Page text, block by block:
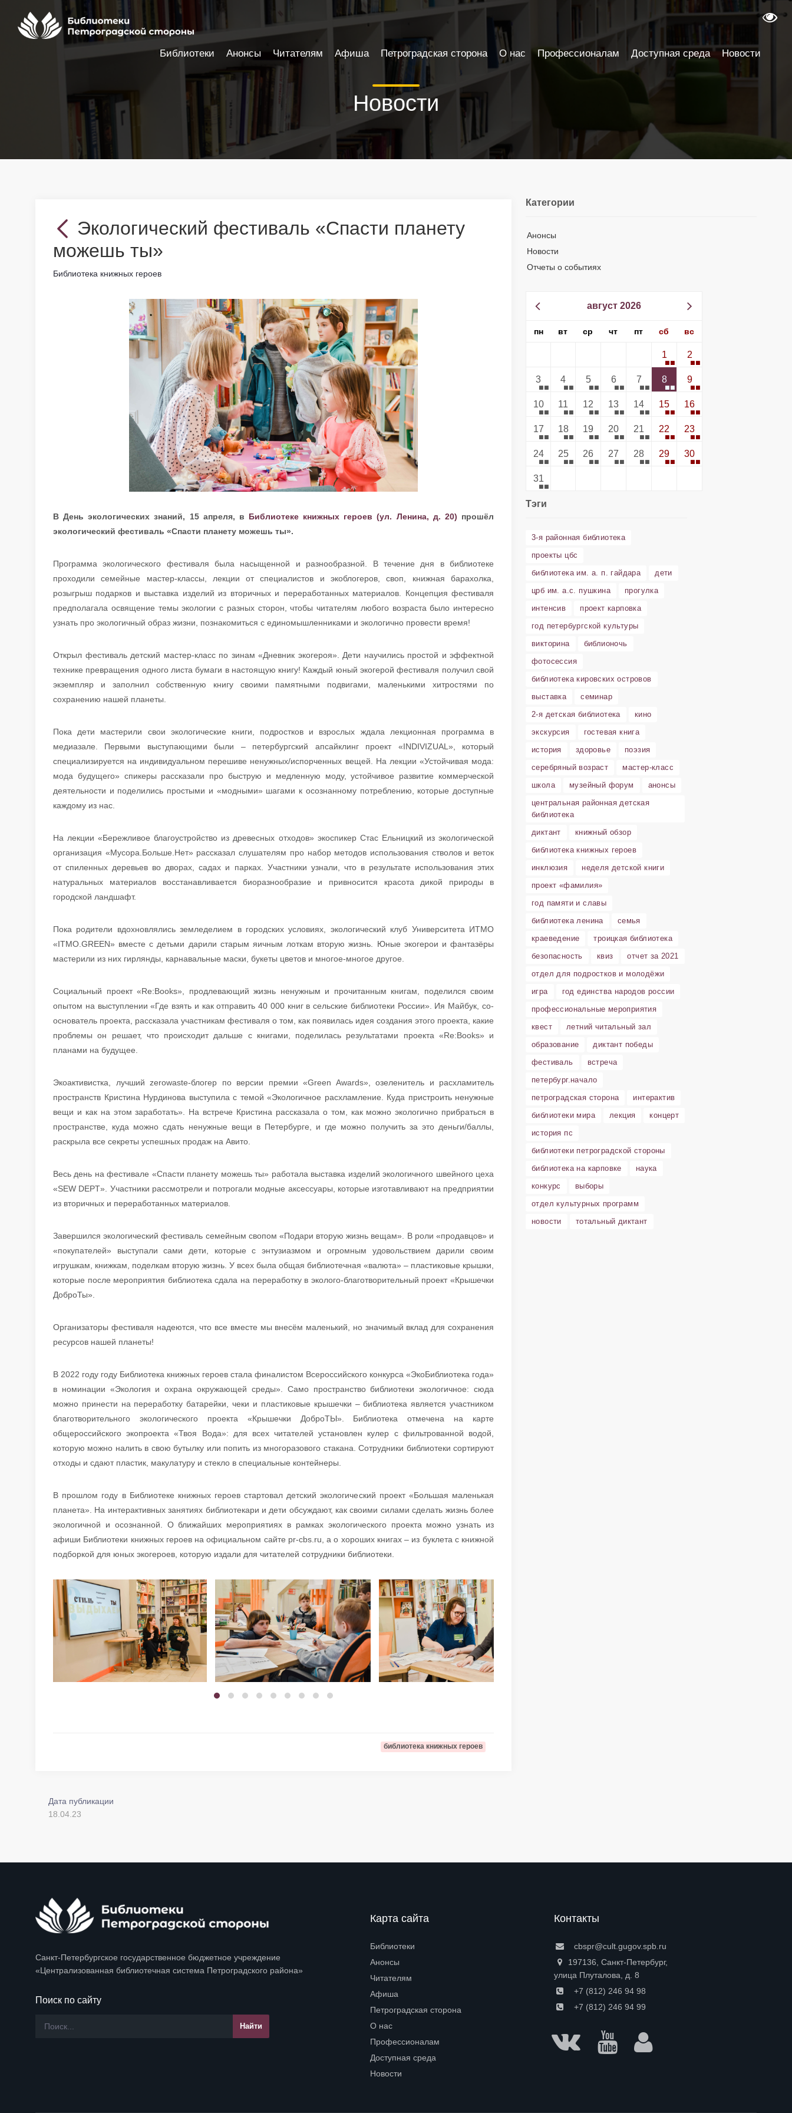
Новости
Экологический фестиваль «Спасти планету
можешь ты»
Библиотека книжных героев
В День экологических знаний, 15 апреля, в Библиотеке книжных героев (ул. Ленина, д. 20) прошёл
экологический фестиваль «Спасти планету можешь ты».
Программа экологического фестиваля была насыщенной и разнообразной. В течение дня в библиотеке
проходили семейные мастер-классы, лекции от специалистов и экоблогеров, своп, книжная барахолка,
розыгрыш подарков и выставка изделий из вторичных и переработанных материалов. Концепция фестиваля
предполагала освящение темы экологии с разных сторон, чтобы читателям любого возраста было интересно
узнать про экологичный образ жизни, познакомиться с единомышленниками и экологично провести время!
Открыл фестиваль детский мастер-класс по зинам «Дневник экогероя». Дети научились простой и эффектной
технике превращения одного листа бумаги в настоящую книгу! Каждый юный экогерой фестиваля получил свой
экземпляр и заполнил собственную книгу своими памятными подвигами, маленькими хитростями по
сохранению нашей планеты.
Пока дети мастерили свои экологические книги, подростков и взрослых ждала лекционная программа в
медиазале. Первыми выступающими были – петербургский апсайклинг проект «INDIVIZUAL», который
специализируется на индивидуальном перешиве ненужных/испорченных вещей. На лекции «Устойчивая мода:
мода будущего» спикеры рассказали про быструю и медленную моду, устойчивое развитие коммерческой
деятельности и поделились простыми и «модными» шагами к осознанному потреблению, которые доступные
каждому из нас.
На лекции «Бережливое благоустройство из древесных отходов» экоспикер Стас Ельницкий из экологической
организация «Мусора.Больше.Нет» рассказал слушателям про набор методов использования стволов и веток
от спиленных деревьев во дворах, садах и парках. Участники узнали, что в результате использования этих
натуральных материалов восстанавливается биоразнообразие и привносится красота дикой природы в
городской ландшафт.
Пока родители вдохновлялись земледелием в городских условиях, экологический клуб Университета ИТМО
«ITMO.GREEN» вместе с детьми дарили старым яичным лоткам вторую жизнь. Юные экогерои и фантазёры
мастерили из них гирлянды, карнавальные маски, букеты цветов и многое-многое другое.
Социальный проект «Re:Books», продлевающий жизнь ненужным и прочитанным книгам, поделился своим
опытом на выступлении «Где взять и как отправить 40 000 книг в сельские библиотеки России». Ия Майбук, со-
основатель проекта, рассказала участникам фестиваля о том, как появилась идея создания этого проекта, какие
проблемы он решает, что происходит дальше с книгами, поделилась результатами проекта «Re:Books» и
планами на будущее.
Экоактивистка, лучший zerowaste-блогер по версии премии «Green Awards», озеленитель и расхламитель
пространств Кристина Нурдинова выступила с темой «Экологичное расхламление. Куда пристроить ненужные
вещи и как на этом заработать». На встрече Кристина рассказала о том, как можно экологично прибраться в
пространстве, куда можно сдать ненужные вещи в Петербурге, и где можно получить за это деньги/баллы,
раскрыла все секреты успешных продаж на Авито.
Весь день на фестивале «Спасти планету можешь ты» работала выставка изделий экологичного швейного цеха
«SEW DEPT». Участники рассмотрели и потрогали модные аксессуары, которые изготавливают на предприятии
из вторичных и переработанных материалов.
Завершился экологический фестиваль семейным свопом «Подари вторую жизнь вещам». В роли «продавцов» и
«покупателей» выступали сами дети, которые с энтузиазмом и огромным удовольствием дарили своим
игрушкам, книжкам, поделкам вторую жизнь. У всех была общая библиотечная «валюта» – пластиковые крышки,
которые после мероприятия библиотека сдала на переработку в эколого-благотворительный проект «Крышечки
ДоброТы».
Организаторы фестиваля надеются, что все вместе мы внесём маленький, но значимый вклад для сохранения
ресурсов нашей планеты!
В 2022 году году Библиотека книжных героев стала финалистом Всероссийского конкурса «ЭкоБиблиотека года»
в номинации «Экология и охрана окружающей среды». Само пространство библиотеки экологичное: сюда
можно принести на переработку батарейки, чеки и пластиковые крышечки – библиотека является участником
благотворительного экологического проекта «Крышечки ДоброТЫ». Библиотека отмечена на карте
общероссийского экопроекта «Твоя Вода»: для всех читателей установлен кулер с фильтрованной водой,
которую можно налить в свою бутылку или попить из многоразового стакана. Сотрудники библиотеки сортируют
отходы и сдают пластик, макулатуру и стекло в специальные контейнеры.
В прошлом году в Библиотеке книжных героев стартовал детский экологический проект «Большая маленькая
планета». На интерактивных занятиях библиотекари и дети обсуждают, как своими силами сделать жизнь более
экологичной и осознанной. О ближайших мероприятиях в рамках экологического проекта можно узнать из
афиши Библиотеки книжных героев на официальном сайте pr-cbs.ru, а о хороших книгах – из буклета с книжной
подборкой для юных экогероев, которую издали для читателей сотрудники библиотеки.​​​​​​​
библиотека книжных героев
Дата публикации
18.04.23
Категории
Анонсы
Новости
Отчеты о событиях
август 2026
пн вт ср чт пт сб вс
1 2
3 4 5 6 7 8 9
10 11 12 13 14 15 16
17 18 19 20 21 22 23
24 25 26 27 28 29 30
31
Тэги
3-я районная библиотека
проекты цбс
библиотека им. а. п. гайдара
дети
црб им. а.с. пушкина
прогулка
интенсив
проект карповка
год петербургской культуры
викторина
библионочь
фотосессия
библиотека кировских островов
выставка
семинар
2-я детская библиотека
кино
экскурсия
гостевая книга
история
здоровье
поэзия
серебряный возраст
мастер-класс
школа
музейный форум
анонсы
центральная районная детская
библиотека
диктант
книжный обзор
библиотека книжных героев
инклюзия
неделя детской книги
проект «фамилия»
год памяти и славы
библиотека ленина
семья
краеведение
троицкая библиотека
безопасность
квиз
отчет за 2021
отдел для подростков и молодёжи
игра
год единства народов россии
профессиональные мероприятия
квест
летний читальный зал
образование
диктант победы
фестиваль
встреча
петербург.начало
петроградская сторона
интерактив
библиотеки мира
лекция
концерт
история пс
библиотеки петроградской стороны
библиотека на карповке
наука
конкурс
выборы
отдел культурных программ
новости
тотальный диктант
Санкт-Петербургское государственное бюджетное учреждение
«Централизованная библиотечная система Петроградского района»
Поиск по сайту
Карта сайта
Библиотеки
Анонсы
Читателям
Афиша
Петроградская сторона
О нас
Профессионалам
Доступная среда
Новости
Контакты
cbspr@cult.gugov.spb.ru
197136, Санкт-Петербург,
улица Плуталова, д. 8
+7 (812) 246 94 98
+7 (812) 246 94 99
Библиотеки Анонсы Читателям Афиша Петроградская сторона О нас Профессионалам Доступная среда Новости
Настройки доступности